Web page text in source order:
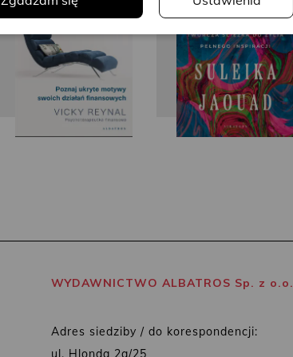
WYDAWNICTWO ALBATROS Sp. z o.o.
Adres siedziby / do korespondencji:
ul. Hlonda 2a/25